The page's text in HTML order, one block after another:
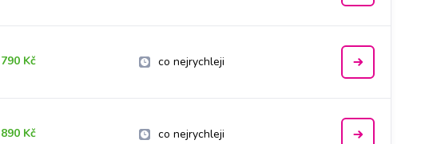
790 Kč co nejrychleji
890 Kč co nejrychleji